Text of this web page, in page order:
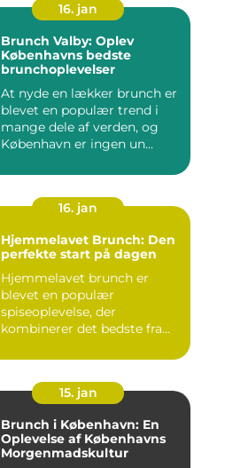
16. jan
Brunch Valby: Oplev
Københavns bedste
brunchoplevelser
At nyde en lækker brunch er
blevet en populær trend i
mange dele af verden, og
København er ingen un...
16. jan
Hjemmelavet Brunch: Den
perfekte start på dagen
Hjemmelavet brunch er
blevet en populær
spiseoplevelse, der
kombinerer det bedste fra
15. jan
Brunch i København: En
Oplevelse af Københavns
Morgenmadskultur